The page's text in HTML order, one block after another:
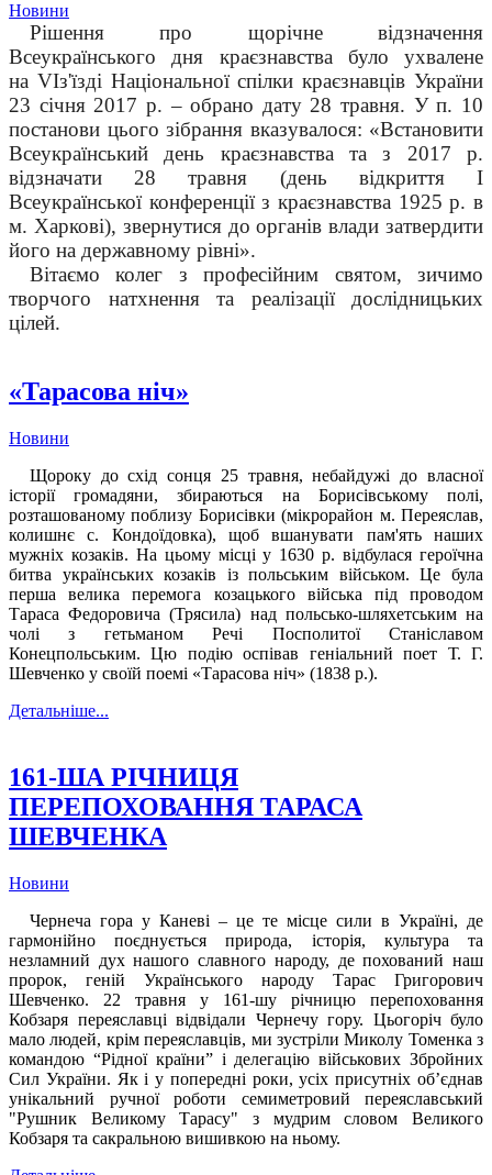
Новини
Рішення про щорічне відзначення
Всеукраїнського дня краєзнавства було ухвалене
на VIз'їзді Національної спілки краєзнавців України
23 січня 2017 р. – обрано дату 28 травня. У п. 10
постанови цього зібрання вказувалося: «Встановити
Всеукраїнський день краєзнавства та з 2017 р.
відзначати 28 травня (день відкриття І
Всеукраїнської конференції з краєзнавства 1925 р. в
м. Харкові), звернутися до органів влади затвердити
його на державному рівні».
Вітаємо колег з професійним святом, зичимо
творчого натхнення та реалізації дослідницьких
цілей.
«Тарасова ніч»
Новини
Щороку до схід сонця 25 травня, небайдужі до власної
історії громадяни, збираються на Борисівському полі,
розташованому поблизу Борисівки (мікрорайон м. Переяслав,
колишнє с. Кондоїдовка), щоб вшанувати пам'ять наших
мужніх козаків. На цьому місці у 1630 р. відбулася героїчна
битва українських козаків із польським військом. Це була
перша велика перемога козацького війська під проводом
Тараса Федоровича (Трясила) над польсько-шляхетським на
чолі з гетьманом Речі Посполитої Станіславом
Конецпольським. Цю подію оспівав геніальний поет Т. Г.
Шевченко у своїй поемі «Тарасова ніч» (1838 р.).
Детальніше...
161-ША РІЧНИЦЯ
ПЕРЕПОХОВАННЯ ТАРАСА
ШЕВЧЕНКА
Новини
Чернеча гора у Каневі – це те місце сили в Україні, де
гармонійно поєднується природа, історія, культура та
незламний дух нашого славного народу, де похований наш
пророк, геній Українського народу Тарас Григорович
Шевченко. 22 травня у 161-шу річницю перепоховання
Кобзаря переяславці відвідали Чернечу гору. Цьогоріч було
мало людей, крім переяславців, ми зустріли Миколу Томенка з
командою “Рідної країни” і делегацію військових Збройних
Сил України. Як і у попередні роки, усіх присутніх об’єднав
унікальний ручної роботи семиметровий переяславський
"Рушник Великому Тарасу" з мудрим словом Великого
Кобзаря та сакральною вишивкою на ньому.